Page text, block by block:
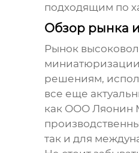
подходящим по
Обзор рынка
Рынок
решениям,
все еще
как ООО Ляонин
так и для